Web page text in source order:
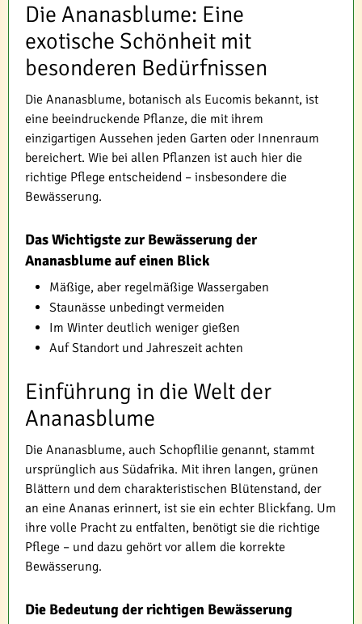
Die Ananasblume: Eine
exotische Schönheit mit
besonderen Bedürfnissen
Die Ananasblume, botanisch als Eucomis bekannt, ist
eine beeindruckende Pflanze, die mit ihrem
einzigartigen Aussehen jeden Garten oder Innenraum
bereichert. Wie bei allen Pflanzen ist auch hier die
richtige Pflege entscheidend – insbesondere die
Bewässerung.
Das Wichtigste zur Bewässerung der
Ananasblume auf einen Blick
Mäßige, aber regelmäßige Wassergaben
Staunässe unbedingt vermeiden
Im Winter deutlich weniger gießen
Auf Standort und Jahreszeit achten
Einführung in die Welt der
Ananasblume
Die Ananasblume, auch Schopflilie genannt, stammt
ursprünglich aus Südafrika. Mit ihren langen, grünen
Blättern und dem charakteristischen Blütenstand, der
an eine Ananas erinnert, ist sie ein echter Blickfang. Um
ihre volle Pracht zu entfalten, benötigt sie die richtige
Pflege – und dazu gehört vor allem die korrekte
Bewässerung.
Die Bedeutung der richtigen Bewässerung